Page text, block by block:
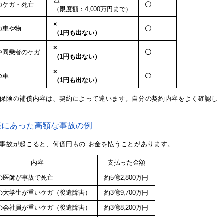
ケガ・死亡
（限度額：4,000万円まで）
〇
車や物
×
（1円も出ない）
〇
同乗者のケガ
×
（1円も出ない）
〇
車
×
（1円も出ない）
〇
険の補償内容は、契約によって違います。自分の契約内容をよく確認し
あった高額な事故の例
故が起こると、何億円もの お金を払うことがあります。
内容 支払った金額
医師が事故で死亡 約5億2,800万円
大学生が重いケガ（後遺障害） 約3億9,700万円
会社員が重いケガ（後遺障害） 約3億8,200万円